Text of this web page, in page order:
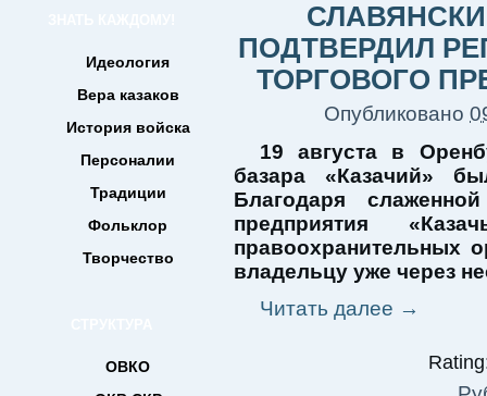
Идеология
Вера казаков
История войска
Персоналии
Традиции
Фольклор
Творчество
ОВКО
ПОДТВЕРДИЛ
ТОРГОВОГО
Опубликовано
19 августа в
базара «Казачий»
Благодаря
предприятия
правоохранительных
владельцу уже через
Читать далее →